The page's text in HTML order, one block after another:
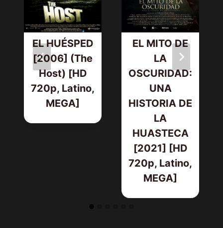
EL HUÉSPED
[2006] (The
Host) [HD
720p, Latino,
MEGA]
EL MITO DE
LA
OSCURIDAD:
UNA
HISTORIA DE
LA
HUASTECA
[2021] [HD
720p, Latino,
MEGA]